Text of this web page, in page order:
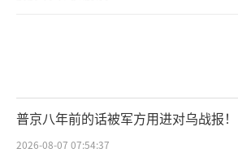
普京八年前的话被军方用进对乌战报！
2026-08-07 07:54:37